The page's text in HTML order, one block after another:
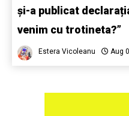
și-a publicat
venim cu trotineta?”
Estera Vicoleanu Aug